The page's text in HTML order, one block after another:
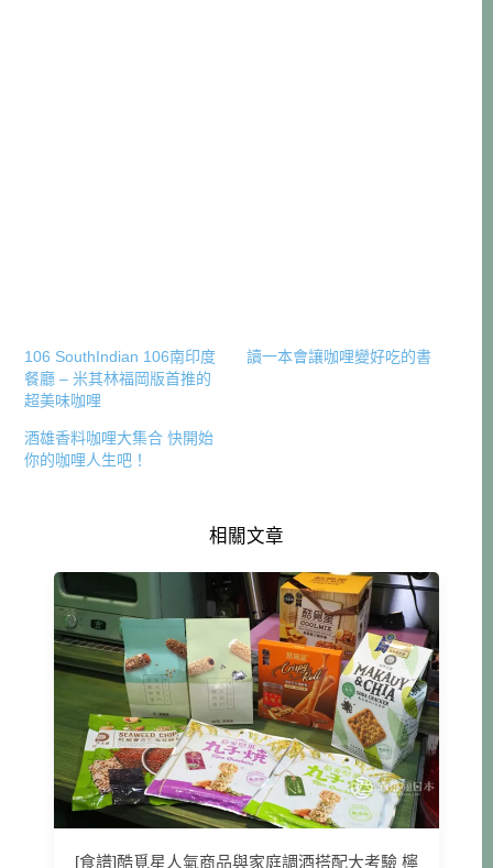
106 SouthIndian 106南印度
餐廳 – 米其林福岡版首推的
超美味咖哩
讀一本會讓咖哩變好吃的書
酒雄香料咖哩大集合 快開始
你的咖哩人生吧！
相關文章
[食譜]酷覓星人氣商品與家庭調酒搭配大考驗 檸